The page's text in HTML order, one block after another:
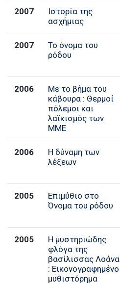
2007
Ιστορία της
ασχήμιας
2007
Το όνομα του
ρόδου
2006
Με το βήμα του
κάβουρα : Θερμοί
πόλεμοι και
λαϊκισμός των
ΜΜΕ
2006
Η δύναμη των
λέξεων
2005
Επιμύθιο στο
Όνομα του ρόδου
2005
Η μυστηριώδης
φλόγα της
βασίλισσας Λοάνα
: Εικονογραφημένο
μυθιστόρημα